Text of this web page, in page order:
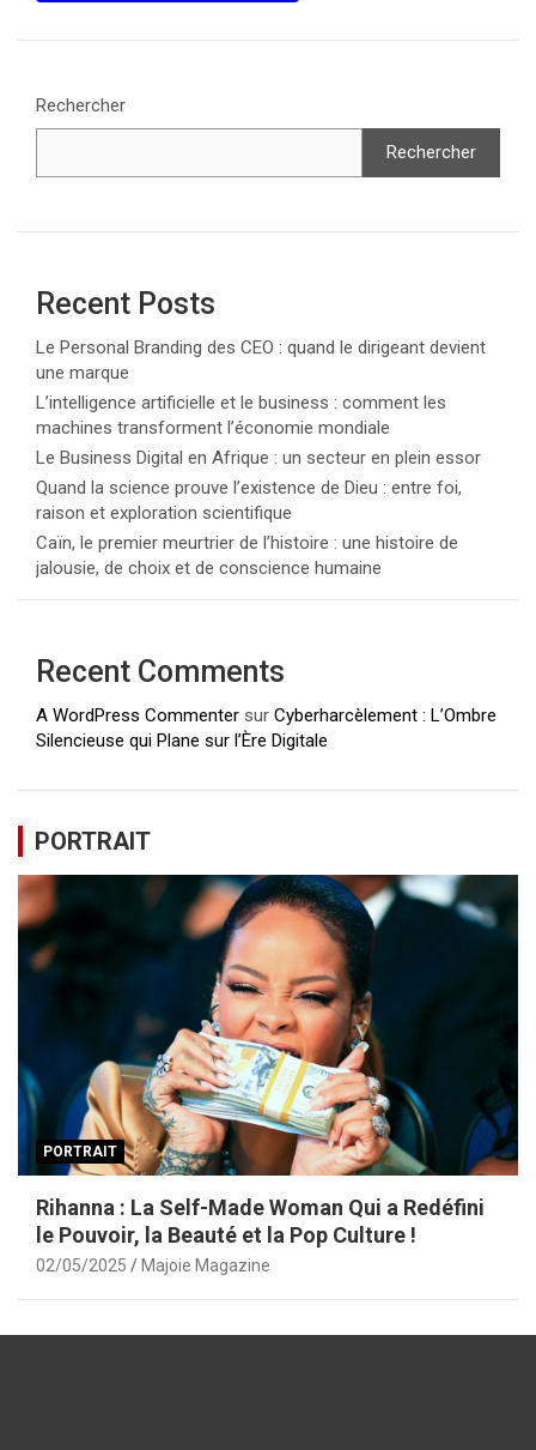
Rechercher
Rechercher
Recent Posts
Le Personal Branding des CEO : quand le dirigeant devient
une marque
L’intelligence artificielle et le business : comment les
machines transforment l’économie mondiale
Le Business Digital en Afrique : un secteur en plein essor
Quand la science prouve l’existence de Dieu : entre foi,
raison et exploration scientifique
Caïn, le premier meurtrier de l’histoire : une histoire de
jalousie, de choix et de conscience humaine
Recent Comments
A WordPress Commenter sur Cyberharcèlement : L’Ombre
Silencieuse qui Plane sur l’Ère Digitale
PORTRAIT
PORTRAIT
Rihanna : La Self-Made Woman Qui a Redéfini
le Pouvoir, la Beauté et la Pop Culture !
02/05/2025 Majoie Magazine